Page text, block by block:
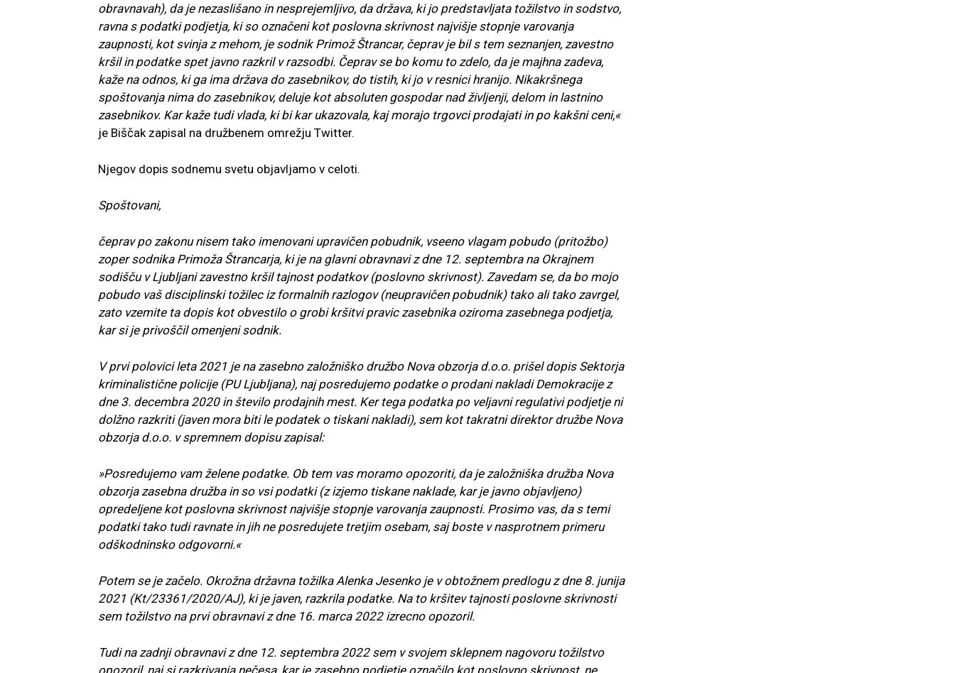
obravnavah), da je nezaslišano in nesprejemljivo, da država, ki jo predstavljata tožilstvo in sodstvo,
ravna s podatki podjetja, ki so označeni kot poslovna skrivnost najvišje stopnje varovanja
zaupnosti, kot svinja z mehom, je sodnik Primož Štrancar, čeprav je bil s tem seznanjen, zavestno
kršil in podatke spet javno razkril v razsodbi. Čeprav se bo komu to zdelo, da je majhna zadeva,
kaže na odnos, ki ga ima država do zasebnikov, do tistih, ki jo v resnici hranijo. Nikakršnega
spoštovanja nima do zasebnikov, deluje kot absoluten gospodar nad življenji, delom in lastnino
zasebnikov. Kar kaže tudi vlada, ki bi kar ukazovala, kaj morajo trgovci prodajati in po kakšni ceni,«
je Biščak zapisal na družbenem omrežju Twitter.
Njegov dopis sodnemu svetu objavljamo v celoti.
Spoštovani,
čeprav po zakonu nisem tako imenovani upravičen pobudnik, vseeno vlagam pobudo (pritožbo)
zoper sodnika Primoža Štrancarja, ki je na glavni obravnavi z dne 12. septembra na Okrajnem
sodišču v Ljubljani zavestno kršil tajnost podatkov (poslovno skrivnost). Zavedam se, da bo mojo
pobudo vaš disciplinski tožilec iz formalnih razlogov (neupravičen pobudnik) tako ali tako zavrgel,
zato vzemite ta dopis kot obvestilo o grobi kršitvi pravic zasebnika oziroma zasebnega podjetja,
kar si je privoščil omenjeni sodnik.
V prvi polovici leta 2021 je na zasebno založniško družbo Nova obzorja d.o.o. prišel dopis Sektorja
kriminalistične policije (PU Ljubljana), naj posredujemo podatke o prodani nakladi Demokracije z
dne 3. decembra 2020 in število prodajnih mest. Ker tega podatka po veljavni regulativi podjetje ni
dolžno razkriti (javen mora biti le podatek o tiskani nakladi), sem kot takratni direktor družbe Nova
obzorja d.o.o. v spremnem dopisu zapisal:
»Posredujemo vam želene podatke. Ob tem vas moramo opozoriti, da je založniška družba Nova
obzorja zasebna družba in so vsi podatki (z izjemo tiskane naklade, kar je javno objavljeno)
opredeljene kot poslovna skrivnost najvišje stopnje varovanja zaupnosti. Prosimo vas, da s temi
podatki tako tudi ravnate in jih ne posredujete tretjim osebam, saj boste v nasprotnem primeru
odškodninsko odgovorni.«
Potem se je začelo. Okrožna državna tožilka Alenka Jesenko je v obtožnem predlogu z dne 8. junija
2021 (Kt/23361/2020/AJ), ki je javen, razkrila podatke. Na to kršitev tajnosti poslovne skrivnosti
sem tožilstvo na prvi obravnavi z dne 16. marca 2022 izrecno opozoril.
Tudi na zadnji obravnavi z dne 12. septembra 2022 sem v svojem sklepnem nagovoru tožilstvo
opozoril, naj si razkrivanja nečesa, kar je zasebno podjetje označilo kot poslovno skrivnost, ne